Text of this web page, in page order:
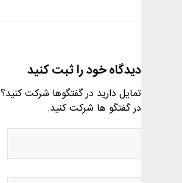
دیدگاه خود را ثبت کنید
تمایل دارید در گفتگوها شرکت کنید؟
در گفتگو ها شرکت کنید.